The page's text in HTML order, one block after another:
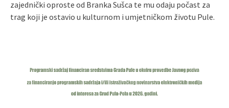
zajednički oproste od Branka Sušca te mu odaju počast za
trag koji je ostavio u kulturnom i umjetničkom životu Pule.